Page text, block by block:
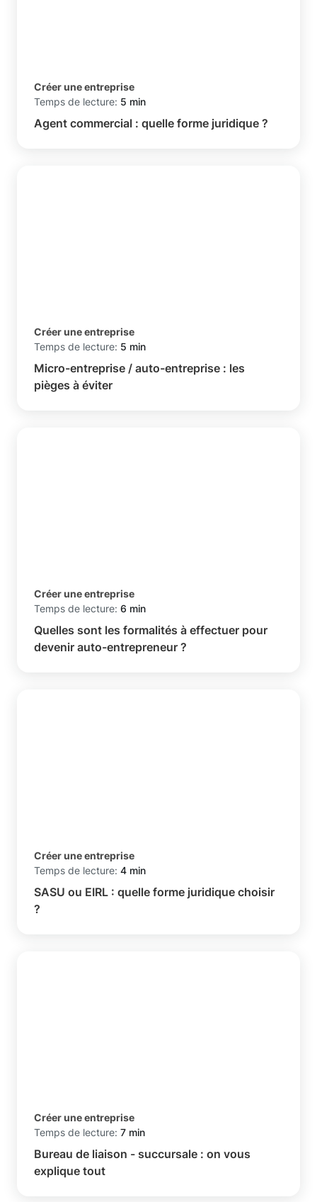
Créer une entreprise
Temps de lecture: 5 min
Agent commercial : quelle forme juridique ?
Créer une entreprise
Temps de lecture: 5 min
Micro-entreprise / auto-entreprise : les
pièges à éviter
Créer une entreprise
Temps de lecture: 6 min
Quelles sont les formalités à effectuer pour
devenir auto-entrepreneur ?
Créer une entreprise
Temps de lecture: 4 min
SASU ou EIRL : quelle forme juridique choisir
?
Créer une entreprise
Temps de lecture: 7 min
Bureau de liaison - succursale : on vous
explique tout